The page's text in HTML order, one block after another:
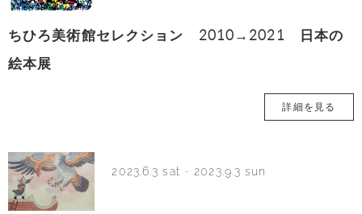
ちひろ美術館セレクション 2010→2021 日本の
絵本展
詳細を見る
2023.6.3 sat - 2023.9.3 sun